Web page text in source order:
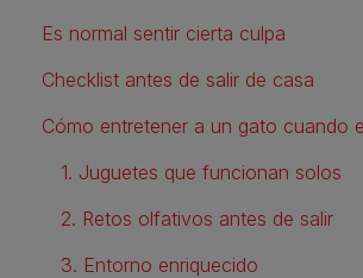
Es normal sentir cierta culpa
Checklist antes de salir de casa
Cómo entretener a un gato cuando
1. Juguetes que funcionan solos
2. Retos olfativos antes de salir
3. Entorno enriquecido